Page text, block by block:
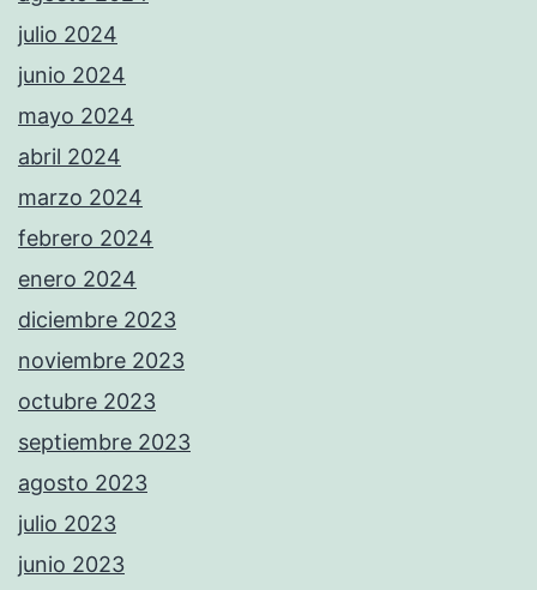
julio 2024
junio 2024
mayo 2024
abril 2024
marzo 2024
febrero 2024
enero 2024
diciembre 2023
noviembre 2023
octubre 2023
septiembre 2023
agosto 2023
julio 2023
junio 2023